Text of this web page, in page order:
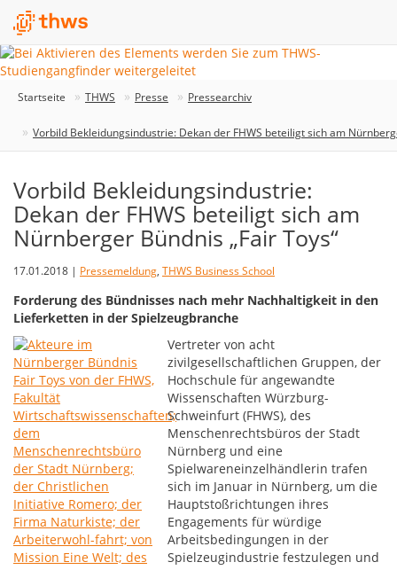
Startseite THWS Presse Pressearchiv
Vorbild Bekleidungsindustrie: Dekan der FHWS beteiligt sich am
Vorbild Bekleidungsindustrie:
Dekan der FHWS beteiligt sich am
Nürnberger Bündnis „Fair Toys“
17.01.2018 | Pressemeldung, THWS Business School
Forderung des Bündnisses nach mehr Nachhaltigkeit in den
Lieferketten in der Spielzeugbranche
Vertreter von acht
zivilgesellschaftlichen Gruppen, der
Hochschule für angewandte
Wissenschaften Würzburg-
Schweinfurt (FHWS), des
Menschenrechtsbüros der Stadt
Nürnberg und eine
Spielwareneinzelhändlerin trafen
sich im Januar in Nürnberg, um die
Hauptstoßrichtungen ihres
Engagements für würdige
Arbeitsbedingungen in der
Spielzeugindustrie festzulegen und